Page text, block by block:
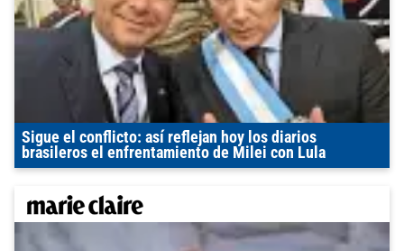
Sigue el conflicto: así reflejan hoy los diarios
brasileros el enfrentamiento de Milei con Lula